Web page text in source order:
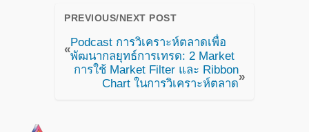
PREVIOUS/NEXT POST
«
Podcast การวิเคราะห์ตลาดเพื่อ
พัฒนากลยุทธ์การเทรด: 2 Market
การใช้ Market Filter และ Ribbon
Chart ในการวิเคราะห์ตลาด
»